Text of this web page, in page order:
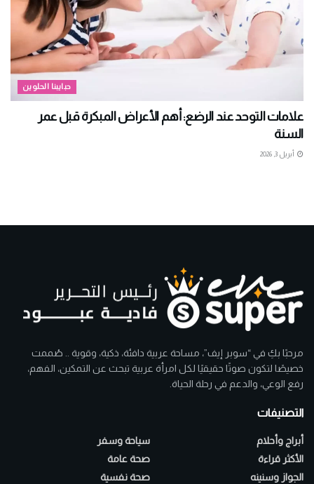
حبايبنا الحلوين
علامات التوحد عند الرضع: أهم الأعراض المبكرة قبل عمر
السنة
أبريل 3, 2026
مرحبًا بكِ في “سوبر إيف”، مساحة عربية دافئة، ذكية، وقوية .. صُممت
خصيصًا لتكون صوتًا حقيقيًا لكل امرأة عربية تبحث عن التمكين، الفهم،
رفع الوعي، والدعم في رحلة الحياة.
التصنيفات
أبراج وأحلام
الأكثر قراءة
الجواز وسنينه
سياحة وسفر
صحة عامة
صحة نفسية